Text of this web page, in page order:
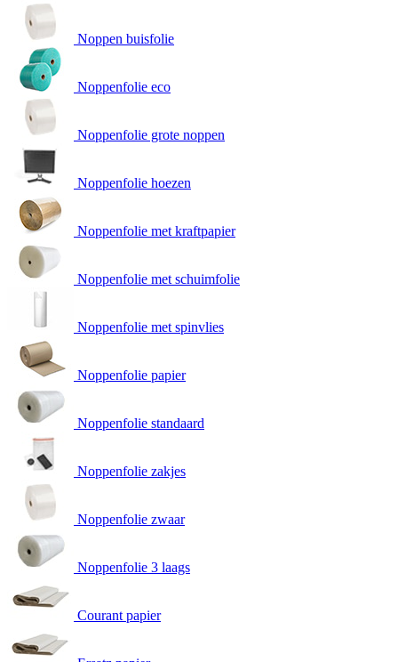
Noppen buisfolie
Noppenfolie eco
Noppenfolie grote noppen
Noppenfolie hoezen
Noppenfolie met kraftpapier
Noppenfolie met schuimfolie
Noppenfolie met spinvlies
Noppenfolie papier
Noppenfolie standaard
Noppenfolie zakjes
Noppenfolie zwaar
Noppenfolie 3 laags
Courant papier